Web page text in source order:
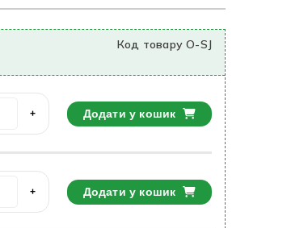
Код товару O-SJ
+ Додати у кошик
+ Додати у кошик